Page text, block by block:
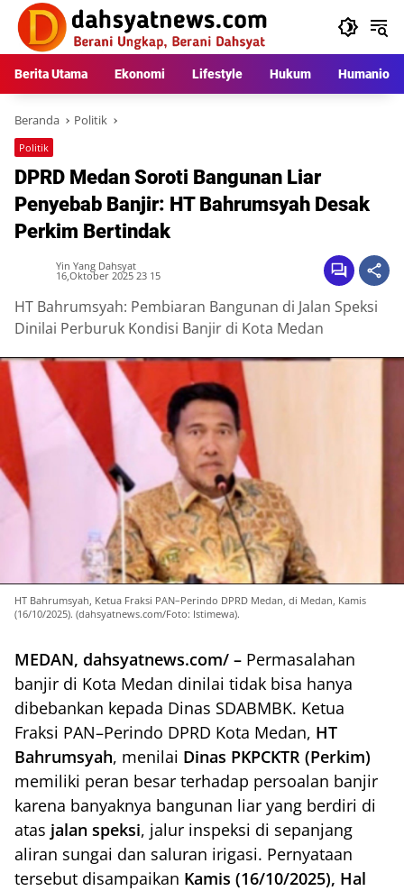
Langsung
konten
Berita Utama Ekonomi Lifestyle Hukum Humaniora
Beranda Politik
Politik
DPRD Medan Soroti Bangunan Liar
Penyebab Banjir: HT Bahrumsyah Desak
Perkim Bertindak
Yin Yang Dahsyat
16,Oktober 2025 23 15
HT Bahrumsyah: Pembiaran Bangunan di Jalan Speksi
Dinilai Perburuk Kondisi Banjir di Kota Medan
HT Bahrumsyah, Ketua Fraksi PAN–Perindo DPRD Medan, di Medan, Kamis
(16/10/2025). (dahsyatnews.com/Foto: Istimewa).
MEDAN, dahsyatnews.com/ – Permasalahan
banjir di Kota Medan dinilai tidak bisa hanya
dibebankan kepada Dinas SDABMBK. Ketua
Fraksi PAN–Perindo DPRD Kota Medan, HT
Bahrumsyah, menilai Dinas PKPCKTR (Perkim)
memiliki peran besar terhadap persoalan banjir
karena banyaknya bangunan liar yang berdiri di
atas jalan speksi, jalur inspeksi di sepanjang
aliran sungai dan saluran irigasi. Pernyataan
tersebut disampaikan Kamis (16/10/2025), Hal